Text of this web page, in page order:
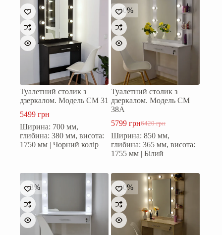
Туалетний столик з
дзеркалом. Модель СМ 31
5499 грн
Ширина: 700 мм,
глибина: 380 мм, висота:
1750 мм | Чорний колір
-10%
Туалетний столик з
дзеркалом. Модель СМ
38А
6420грн
Оригінальна
ціна:
6420 грн.
5799грнПоточна
ціна:
5799 грн.
Ширина: 850 мм,
глибина: 365 мм, висота:
1755 мм | Білий
-3% -10%